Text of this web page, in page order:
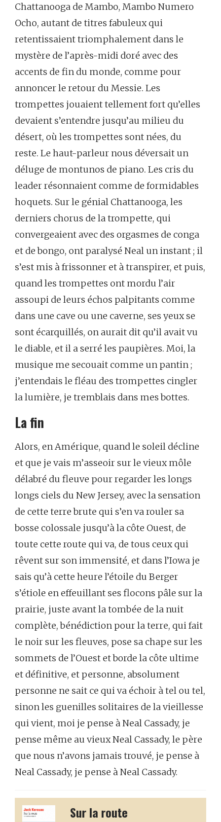
Chattanooga de Mambo, Mambo Numero
Ocho, autant de titres fabuleux qui
retentissaienttriomphalement dans le
mystère de l’après-midi doré avec des
accents de fin du monde, comme pour
annoncerle retour du Messie. Les
trompettes jouaienttellementfort qu’elles
devaient s’entendre jusqu’au milieu du
désert, où les trompettes sont nées, du
reste. Le haut-parleur nous déversait un
déluge de montunos de piano. Les cris du
leaderrésonnaient comme de formidables
hoquets. Surle génial Chattanooga, les
derniers chorus de latrompette, qui
convergeaient avec des orgasmes de conga
et de bongo, ont paralysé Neal uninstant ; il
s’est mis àfrissonner et àtranspirer, et puis,
quandles trompettes ont mordu l’air
assoupi de leurs échos palpitants comme
dans une cave ou une caverne, ses yeux se
sont écarquillés, on aurait dit qu’il avaitvu
le diable, etil a serré les paupières. Moi, la
musique me secouait comme un pantin ;
j’entendais le fléau des trompettes cingler
lalumière, je tremblais dans mes bottes.
Lafin
Alors, enAmérique, quandle soleil décline
et que je vais m’asseoir surle vieux môle
délabré du fleuve pourregarderles longs
longs ciels du New Jersey, avecla sensation
de cette terre brute qui s’envarouler sa
bosse colossale jusqu’àla côte Ouest, de
toute cette route quiva, de tous ceux qui
rêvent sur sonimmensité, et dans l’Iowa je
sais qu’à cette heure l’étoile du Berger
s’étiole en effeuillant ses flocons pâle surla
prairie, juste avantlatombée de la nuit
complète, bénédiction pourlaterre, quifait
le noir surles fleuves, pose sa chape surles
sommets de l’Ouest etborde la côte ultime
et définitive, et personne, absolument
personne ne sait ce quiva échoir àtel ou tel,
sinonles guenilles solitaires de lavieillesse
quivient, moi je pense àNeal Cassady, je
pense même au vieuxNeal Cassady, le père
que nous n’avons jamais trouvé, je pense à
Neal Cassady, je pense àNeal Cassady.
Sur la route